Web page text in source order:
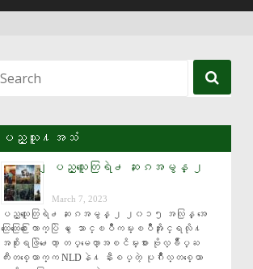
ျပည္သူ႔အသံ
ျပည္သူေတြရဲ႕ ဆႏၵအမွန္ ၂
March 7, 2023
ျပည္သူေတြရဲ႕ ဆႏၵအမွန္ ၂ ၂၀၁၅ အလြန္ အေ
ထြေထြေ႐ြးေကာက္ပြဲ မွ ေသာင္ၿပိဳကမ္းၿပိဳအႏိုင္ရလို႔
အစိုးရဖြဲ႕ေတာ့ တပ္မေတာ္အၿငိမ္းစား ဗိုလ္ခ်ဳပ္ႀ
ကီးတစ္ေယာက္က NLDနဲ႔ နီးစပ္တဲ့ ပုဂၢိဳလ္တစ္ေယာ